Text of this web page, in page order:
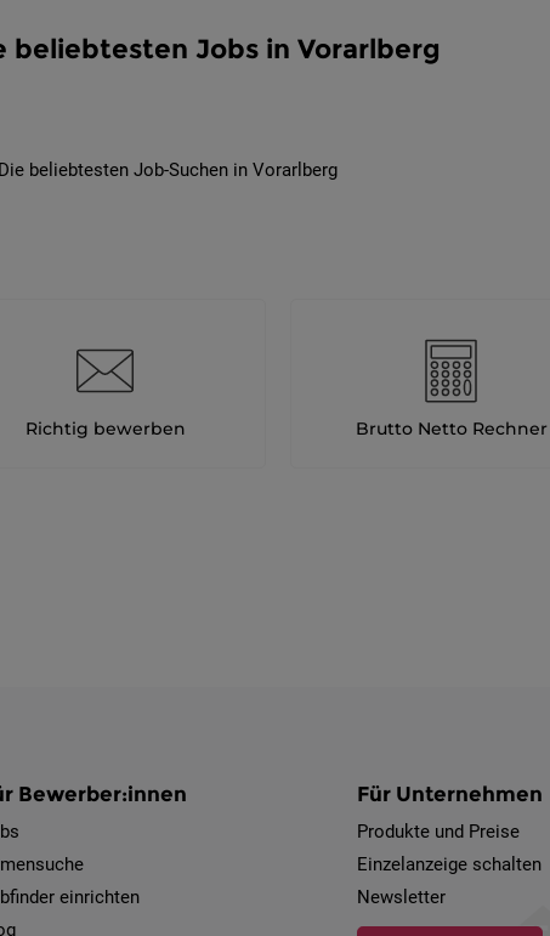
beliebtesten Jobs in Vorarlberg
Die beliebtesten Job-Suchen in Vorarlberg
Richtig bewerben Brutto Netto Rechner
Bewerber:innen
einrichten
Für Unternehmen
Produkte und Preise
Einzelanzeige schalten
Newsletter